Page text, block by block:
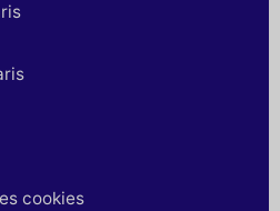
cookies